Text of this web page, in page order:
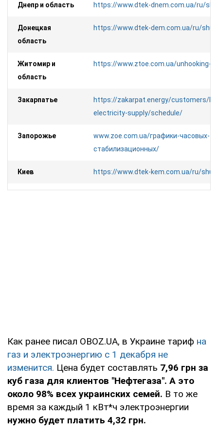
Днепр и область https://www.dtek-dnem.com.ua/ru/
Донецкая
область
https://www.dtek-dem.com.ua/ru/
Житомир и
область
https://www.ztoe.com.ua/unhooking-
Закарпатье
https://zakarpat.energy/customers/
electricity-supply/schedule/
Запорожье
www.zoe.com.ua/графики-часовых-
стабилизационных/
Киев https://www.dtek-kem.com.ua/ru/
Одесса и
область
https://www.dtek-oem.com.ua/ru/
https://www.poe.pl.ua/files/gpv/
Ивано-
Франковск,
https://oe.if.ua/ru/sections/
Как ранее писал OBOZ.UA, в Украине тариф на
газ и электроэнергию с 1 декабря не
изменится. Цена будет составлять 7,96 грн за
куб газа для клиентов "Нефтегаза". А это
около 98% всех украинских семей. В то же
время за каждый 1 кВт*ч электроэнергии
нужно будет платить 4,32 грн.